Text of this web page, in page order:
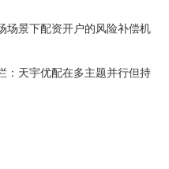
场景下配资开户的风险补偿机
：天宇优配在多主题并行但持